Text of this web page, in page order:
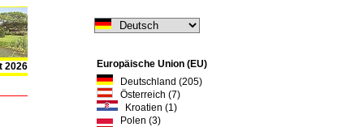
2026
Europäische Union (EU)
Deutschland (205)
Österreich (7)
Kroatien (1)
Polen (3)